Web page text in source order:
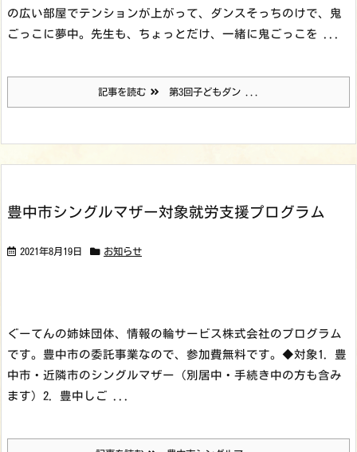
の広い部屋でテンションが上がって、ダンスそっちのけで、鬼
ごっこに夢中。先生も、ちょっとだけ、一緒に鬼ごっこを ...
記事を読む 第3回子どもダン ...
豊中市シングルマザー対象就労支援プログラム
2021年8月19日 お知らせ
ぐーてんの姉妹団体、情報の輪サービス株式会社のプログラム
です。豊中市の委託事業なので、参加費無料です。 ◆対象 1. 豊
中市・近隣市のシングルマザー（別居中・手続き中の方も含み
ます） 2. 豊中しご ...